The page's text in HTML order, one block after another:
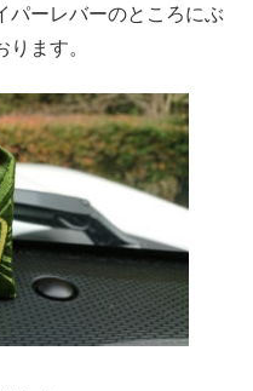
パーレバーのところにぶ
ます。